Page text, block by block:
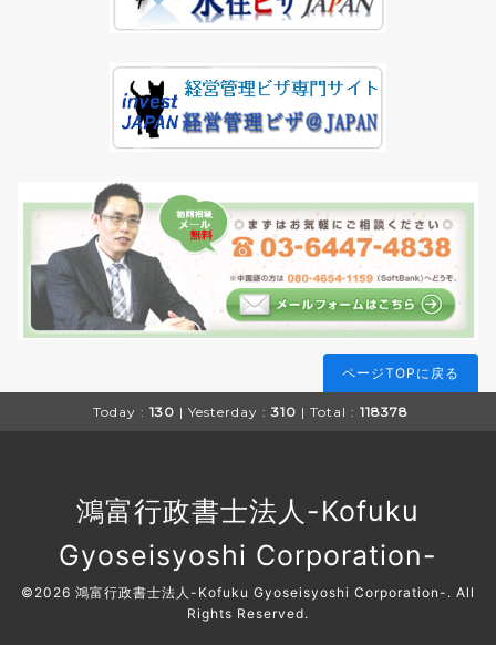
ページTOPに戻る
Today : 130 | Yesterday : 310 | Total : 118378
鴻富行政書士法人-Kofuku
Gyoseisyoshi Corporation-
©2026 鴻富行政書士法人-Kofuku Gyoseisyoshi Corporation- . All
Rights Reserved.